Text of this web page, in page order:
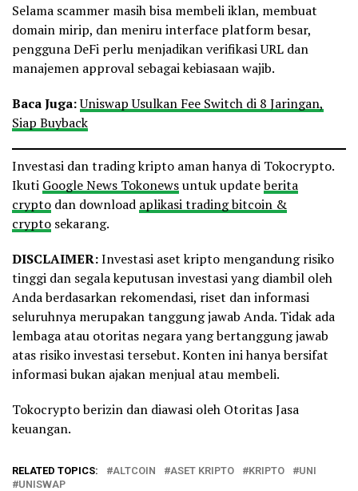
Selama scammer masih bisa membeli iklan, membuat
domain mirip, dan meniru interface platform besar,
pengguna DeFi perlu menjadikan verifikasi URL dan
manajemen approval sebagai kebiasaan wajib.
Baca Juga:Uniswap Usulkan Fee Switch di 8 Jaringan,
Siap Buyback
Investasi dan trading kripto aman hanya di Tokocrypto.
Ikuti Google News Tokonewsuntuk updateberita
crypto dan download aplikasi trading bitcoin &
crypto sekarang.
DISCLAIMER:Investasi aset kripto mengandung risiko
tinggi dan segala keputusan investasi yang diambil oleh
Anda berdasarkan rekomendasi, riset dan informasi
seluruhnya merupakan tanggung jawab Anda. Tidak ada
lembaga atau otoritas negara yang bertanggung jawab
atas risiko investasi tersebut. Konten ini hanya bersifat
informasi bukan ajakan menjual atau membeli.
Tokocrypto berizin dan diawasi oleh Otoritas Jasa
keuangan.
RELATED TOPICS: ALTCOIN ASET KRIPTO KRIPTO
UNI
UNISWAP